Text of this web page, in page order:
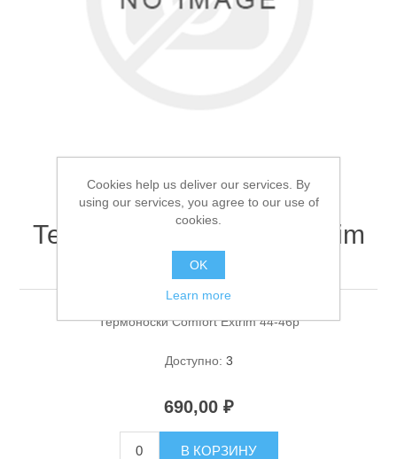
Термоноски Comfort Extrim
44-46р
Термоноски Comfort Extrim 44-46р
Доступно: 3
690,00 ₽
В КОРЗИНУ
Cookies help us deliver our services. By
using our services, you agree to our use of
cookies.
OK
Learn more